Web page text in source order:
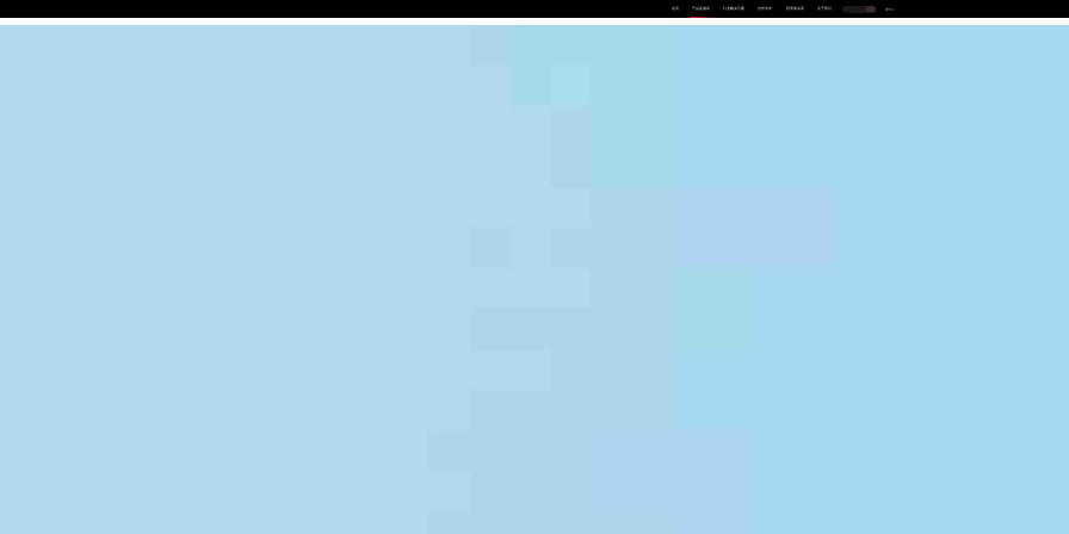
首页 产品及服务 行业解决方案 合作伙伴 投资者关系 关于我们 中EN